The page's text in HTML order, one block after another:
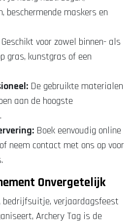
beschermende maskers en
Geschikt voor zowel binnen- als
gras, kunstgras of een
De gebruikte materialen
aan de hoogste
Boek eenvoudig online
neem contact met ons op voor
Onvergetelijk
bedrijfsuitje, verjaardagsfeest
Archery Tag is de